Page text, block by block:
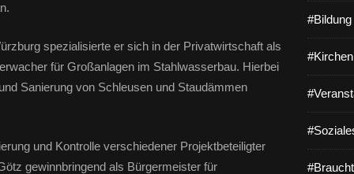
spezialisierte er sich in der Privatwirtschaft als
für Großanlagen im Stahlwasserbau. Hierbei
Sanierung von Schleusen und Staudämmen
und Kontrolle verschiedener Projektbeteiligter
gewinnbringend als Bürgermeister für